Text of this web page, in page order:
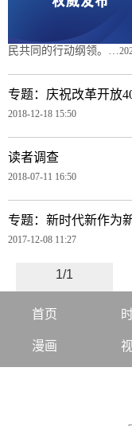
民共同的行动纲领。…
专题：庆祝改革开放
2018-12-18 15:50
读者调查
2018-07-11 16:50
专题：新时代新作为
2017-12-08 11:27
1/1
首页
漫画